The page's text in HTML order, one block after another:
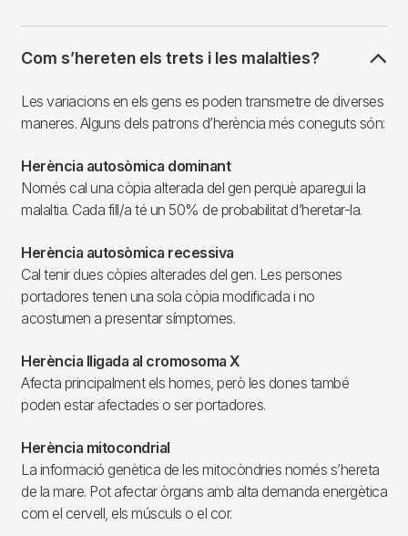
Com s’hereten els trets i les malalties?
Les variacions en els gens es poden transmetre de diverses
maneres. Alguns dels patrons d’herència més coneguts són:
Herència autosòmica dominant
Només cal una còpia alterada del gen perquè aparegui la
malaltia. Cada fill/a té un 50% de probabilitat d’heretar-la.
Herència autosòmica recessiva
Cal tenir dues còpies alterades del gen. Les persones
portadores tenen una sola còpia modificada i no
acostumen a presentar símptomes.
Herència lligada al cromosoma X
Afecta principalment els homes, però les dones també
poden estar afectades o ser portadores.
Herència mitocondrial
La informació genètica de les mitocòndries només s’hereta
de la mare. Pot afectar òrgans amb alta demanda energètica
com el cervell, els músculs o el cor.